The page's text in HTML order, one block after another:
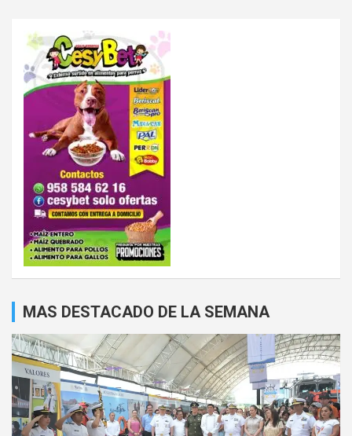
MAS DESTACADO DE LA SEMANA